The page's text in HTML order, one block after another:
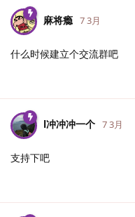
麻将瘾 7 3月
什么时候建立个交流群吧
l冲冲冲一个 7 3月
支持下吧